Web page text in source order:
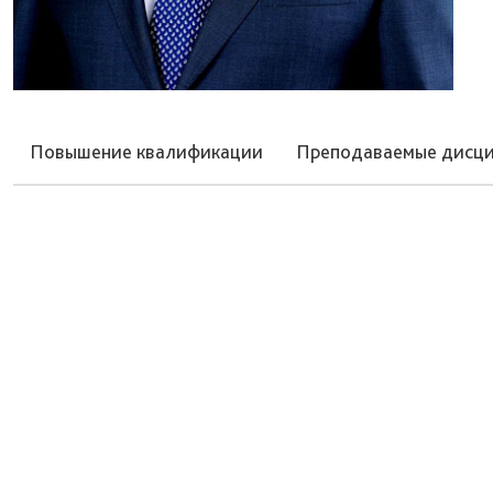
Повышение квалификации Преподаваемые